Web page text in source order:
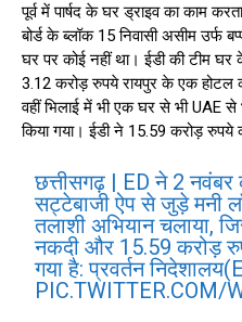
पूर्व में पार्षद के घर ड्राइव का काम
बोर्ड के ब्लॉक 15 निवासी असीम उर्फ
घर पर कोई नहीं था। ईडी की टीम
3.12 करोड़ रुपये रायपुर के एक होटल
वहीं भिलाई में भी एक घर से भी UAE
किया गया। ईडी ने 15.59 करोड़
छत्तीसगढ़ | ED ने 2
सट्टेबाजी ऐप से जुड़े मनी
तलाशी अभियान चलाया,
नकदी और 15.59 करोड़
गया है: प्रवर्तन
PIC.TWITTER.COM/